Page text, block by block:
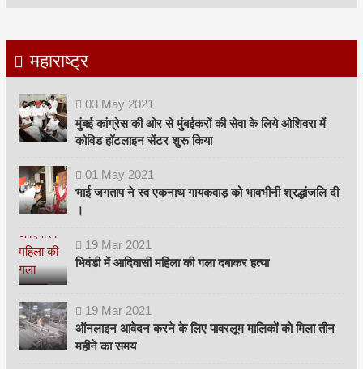
महाराष्ट्र
03 May 2021
मुंबई कांग्रेस की ओर से मुंबईकरों की सेवा के लिये ओशिवरा में
कोविड हॉटलाइन सेंटर शुरू किया
01 May 2021
भाई जगताप ने स्व एकनाथ गायकवाड़ को भावभीनी श्रद्धांजलि दी
।
19 Mar 2021
भिवंडी में आदिवासी महिला की गला दबाकर हत्या
19 Mar 2021
ऑनलाइन आवेदन करने के लिए पावरलूम मालिकों को मिला तीन
महीने का समय